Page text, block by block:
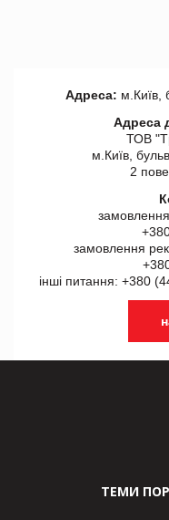
Адреса: м.Київ,
Адреса
ТОВ
м.Київ,
2
замовлення
інші питання: +380
ТЕМИ